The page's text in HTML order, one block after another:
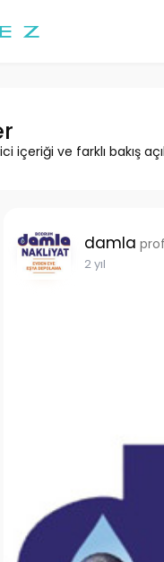
ve farklı bakış
damla
2 yıl